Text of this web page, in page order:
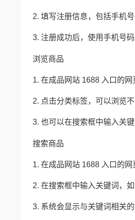
2. 填写注册信息，包括手机
3. 注册成功后，使用手机号码
浏览商品
1. 在成品网站 1688 入口的
2. 点击分类标签，可以浏览
3. 也可以在搜索框中输入关
搜索商品
1. 在成品网站 1688 入口的网
2. 在搜索框中输入关键词，
3. 系统会显示与关键词相关的